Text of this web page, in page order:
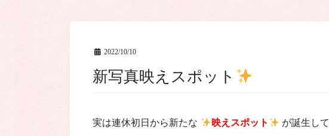
2022/10/10
新写真映えスポット
実は連休初日から新たな 映えスポット が誕生し